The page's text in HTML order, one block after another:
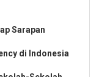
Sarapan
di Indonesia